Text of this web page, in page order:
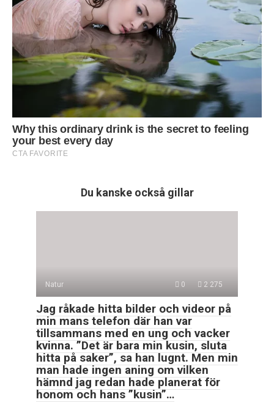
Du kanske också gillar
Natur 0 2 275
Jag råkade hitta bilder och videor på
min mans telefon där han var
tillsammans med en ung och vacker
kvinna. ”Det är bara min kusin, sluta
hitta på saker”, sa han lugnt. Men min
man hade ingen aning om vilken
hämnd jag redan hade planerat för
honom och hans ”kusin”…